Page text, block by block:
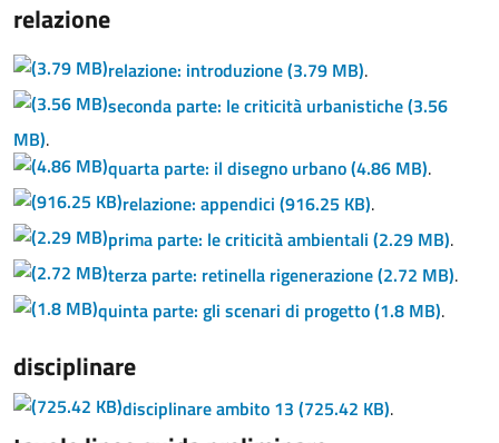
relazione
relazione: introduzione(3.79 MB).
seconda parte: le criticità urbanistiche(3.56
MB).
quarta parte: il disegno urbano(4.86 MB).
relazione: appendici (916.25 KB).
prima parte: le criticità ambientali (2.29 MB).
terza parte: retinella rigenerazione(2.72 MB).
quinta parte: gli scenari di progetto(1.8 MB).
disciplinare
disciplinare ambito 13 (725.42 KB).